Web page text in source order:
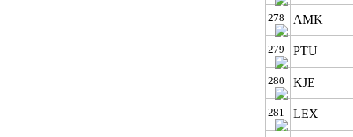
278 AMK
279 PTU
280 KJE
281 LEX